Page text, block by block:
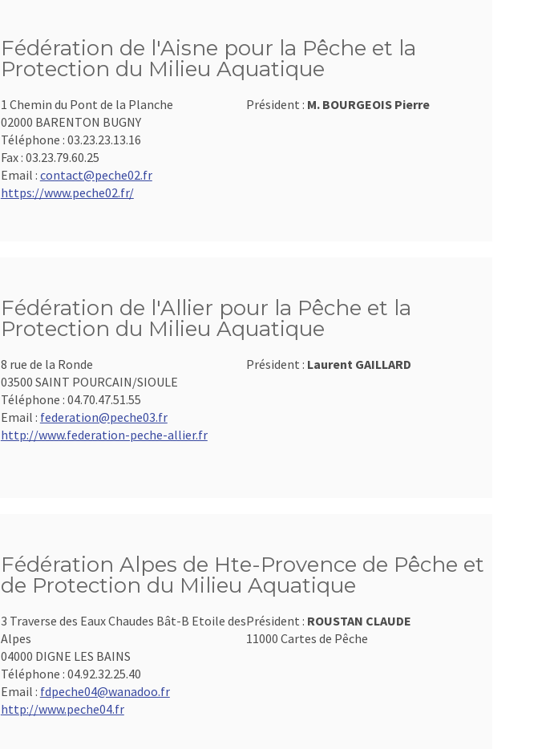
Fédération de l'Aisne pour la Pêche et la
Protection du Milieu Aquatique
1 Chemin du Pont de la Planche
02000 BARENTON BUGNY
Téléphone : 03.23.23.13.16
Fax : 03.23.79.60.25
Email : contact@peche02.fr
https://www.peche02.fr/
Président : M. BOURGEOIS Pierre
Fédération de l'Allier pour la Pêche et la
Protection du Milieu Aquatique
8 rue de la Ronde
03500 SAINT POURCAIN/SIOULE
Téléphone : 04.70.47.51.55
Email : federation@peche03.fr
http://www.federation-peche-allier.fr
Président : Laurent GAILLARD
Fédération Alpes de Hte-Provence de Pêche et
de Protection du Milieu Aquatique
3 Traverse des Eaux Chaudes Bât-B Etoile des
Alpes
04000 DIGNE LES BAINS
Téléphone : 04.92.32.25.40
Email : fdpeche04@wanadoo.fr
http://www.peche04.fr
Président : ROUSTAN CLAUDE
11000 Cartes de Pêche